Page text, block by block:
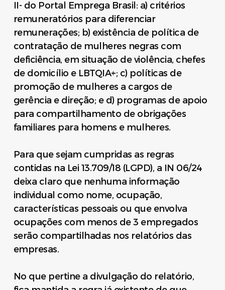
II- do Portal Emprega Brasil: a) critérios
remuneratórios para diferenciar
remunerações; b) existência de política de
contratação de mulheres negras com
deficiência, em situação de violência, chefes
de domicílio e LBTQIA+; c) políticas de
promoção de mulheres a cargos de
gerência e direção; e d) programas de apoio
para compartilhamento de obrigações
familiares para homens e mulheres.
Para que sejam cumpridas as regras
contidas na Lei 13.709/18 (LGPD), a IN 06/24
deixa claro que nenhuma informação
individual como nome, ocupação,
características pessoais ou que envolva
ocupações com menos de 3 empregados
serão compartilhadas nos relatórios das
empresas.
No que pertine a divulgação do relatório,